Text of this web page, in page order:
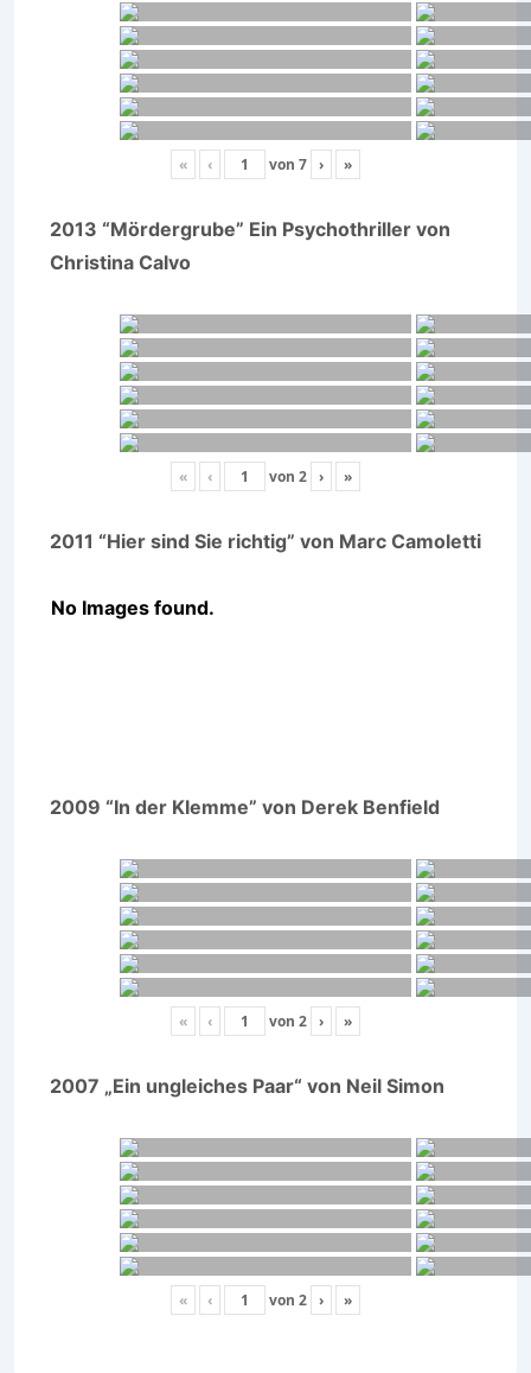
« ‹ von 7 › »
2013 “Mördergrube” Ein Psychothriller von
Christina Calvo
« ‹ von 2 › »
2011 “Hier sind Sie richtig” von Marc Camoletti
No Images found.
2009 “In der Klemme” von Derek Benfield
« ‹ von 2 › »
2007 „Ein ungleiches Paar“ von Neil Simon
« ‹ von 2 › »